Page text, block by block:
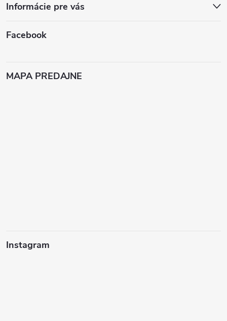
Informácie pre vás
Facebook
MAPA PREDAJNE
Instagram